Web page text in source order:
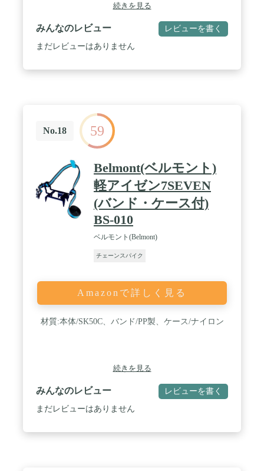
続きを見る
みんなのレビュー レビューを書く
まだレビューはありません
No.18 59
Belmont(ベルモント)
軽アイゼン7SEVEN
(バンド・ケース付)
BS-010
ベルモント(Belmont)
チェーンスパイク
Amazonで詳しく見る
材質:本体/SK50C、バンド/PP製、ケース/ナイロン
続きを見る
みんなのレビュー レビューを書く
まだレビューはありません